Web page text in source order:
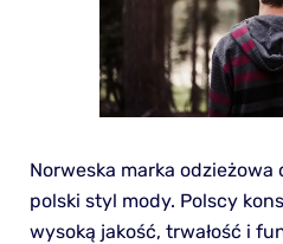
Norweska marka
polski styl mody. Polscy
wysoką jakość, trwałość i